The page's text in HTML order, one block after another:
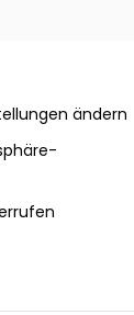
ändern